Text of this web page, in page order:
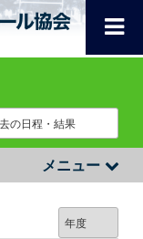
メニュー